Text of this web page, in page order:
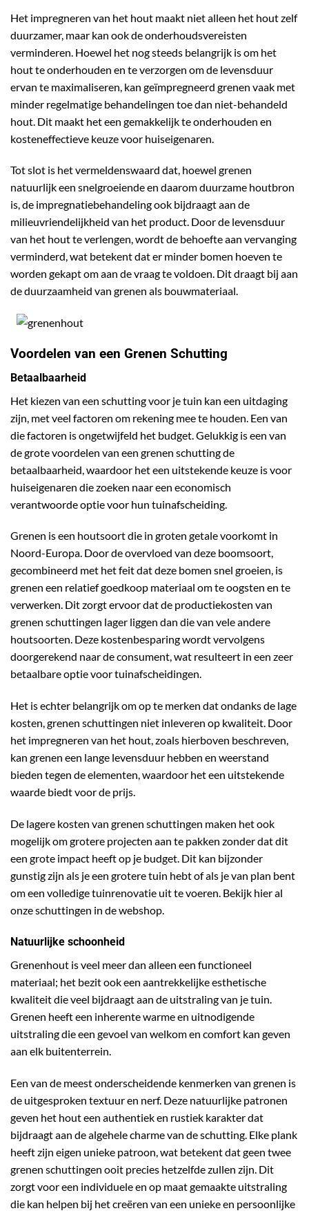
Het impregneren van het hout maakt niet alleen het hout zelf
duurzamer, maar kan ook de onderhoudsvereisten
verminderen. Hoewel het nog steeds belangrijk is om het
hout te onderhouden en te verzorgen om de levensduur
ervan te maximaliseren, kan geïmpregneerd grenen vaak met
minder regelmatige behandelingen toe dan niet-behandeld
hout. Dit maakt het een gemakkelijk te onderhouden en
kosteneffectieve keuze voor huiseigenaren.
Tot slot is het vermeldenswaard dat, hoewel grenen
natuurlijk een snelgroeiende en daarom duurzame houtbron
is, de impregnatiebehandeling ook bijdraagt aan de
milieuvriendelijkheid van het product. Door de levensduur
van het hout te verlengen, wordt de behoefte aan vervanging
verminderd, wat betekent dat er minder bomen hoeven te
worden gekapt om aan de vraag te voldoen. Dit draagt bij aan
de duurzaamheid van grenen als bouwmateriaal.
Voordelen van een Grenen Schutting
Betaalbaarheid
Het kiezen van een schutting voor je tuin kan een uitdaging
zijn, met veel factoren om rekening mee te houden. Een van
die factoren is ongetwijfeld het budget. Gelukkig is een van
de grote voordelen van een grenen schutting de
betaalbaarheid, waardoor het een uitstekende keuze is voor
huiseigenaren die zoeken naar een economisch
verantwoorde optie voor hun tuinafscheiding.
Grenen is een houtsoort die in groten getale voorkomt in
Noord-Europa. Door de overvloed van deze boomsoort,
gecombineerd met het feit dat deze bomen snel groeien, is
grenen een relatief goedkoop materiaal om te oogsten en te
verwerken. Dit zorgt ervoor dat de productiekosten van
grenen schuttingen lager liggen dan die van vele andere
houtsoorten. Deze kostenbesparing wordt vervolgens
doorgerekend naar de consument, wat resulteert in een zeer
betaalbare optie voor tuinafscheidingen.
Het is echter belangrijk om op te merken dat ondanks de lage
kosten, grenen schuttingen niet inleveren op kwaliteit. Door
het impregneren van het hout, zoals hierboven beschreven,
kan grenen een lange levensduur hebben en weerstand
bieden tegen de elementen, waardoor het een uitstekende
waarde biedt voor de prijs.
De lagere kosten van grenen schuttingen maken het ook
mogelijk om grotere projecten aan te pakken zonder dat dit
een grote impact heeft op je budget. Dit kan bijzonder
gunstig zijn als je een grotere tuin hebt of als je van plan bent
om een volledige tuinrenovatie uit te voeren. Bekijk hier al
onzeschuttingen in de webshop.
Natuurlijke schoonheid
Grenenhout is veel meer dan alleen een functioneel
materiaal; het bezit ook een aantrekkelijke esthetische
kwaliteit die veel bijdraagt aan de uitstraling van je tuin.
Grenen heeft een inherente warme en uitnodigende
uitstraling die een gevoel van welkom en comfort kan geven
aan elk buitenterrein.
Een van de meest onderscheidende kenmerken van grenen is
de uitgesproken textuur en nerf. Deze natuurlijke patronen
geven het hout een authentiek en rustiek karakter dat
bijdraagt aan de algehele charme van de schutting. Elke plank
heeft zijn eigen unieke patroon, wat betekent dat geen twee
grenen schuttingen ooit precies hetzelfde zullen zijn. Dit
zorgt voor een individuele en op maat gemaakte uitstraling
die kan helpen bij het creëren van een unieke en persoonlijke